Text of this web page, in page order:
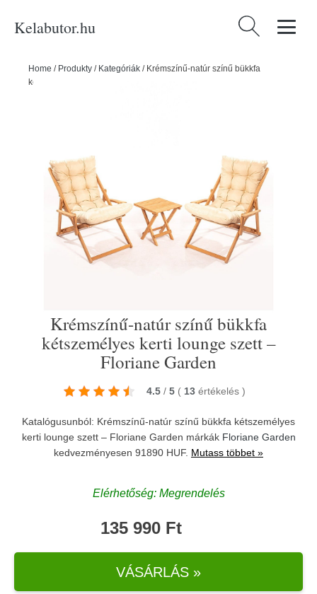
Kelabutor.hu Keresés:
Home / Produkty / Kategóriák / Krémszínű-natúr színű bükkfa
kétszemélyes kerti lounge szett – Floriane Garden
Krémszínű-natúr színű bükkfa
kétszemélyes kerti lounge szett –
Floriane Garden
4.5 / 5 ( 13 értékelés )
Katalógusunból: Krémszínű-natúr színű bükkfa kétszemélyes
kerti lounge szett – Floriane Garden márkák Floriane Garden
kedvezményesen 91890 HUF. Mutass többet »
Elérhetőség: Megrendelés
135 990 Ft
VÁSÁRLÁS »